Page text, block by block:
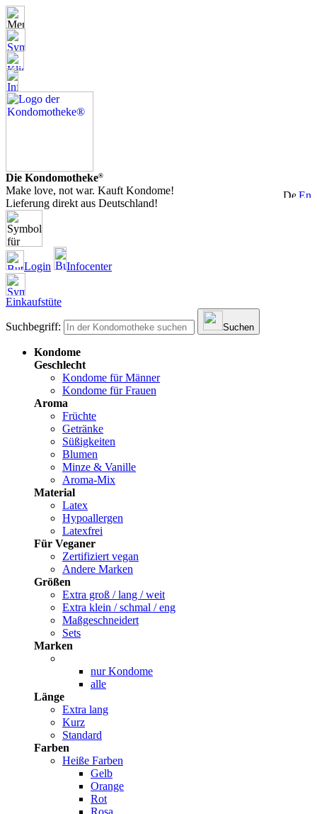
Die Kondomotheke®
Make love, not war. Kauft Kondome!
Lieferung direkt aus Deutschland!
Login Infocenter
Einkaufstüte
Suchbegriff: Suchen
Kondome
Geschlecht
Kondome für Männer
Kondome für Frauen
Aroma
Früchte
Getränke
Süßigkeiten
Blumen
Minze & Vanille
Aroma-Mix
Material
Latex
Hypoallergen
Latexfrei
Für Veganer
Zertifiziert vegan
Andere Marken
Größen
Extra groß / lang / weit
Extra klein / schmal / eng
Maßgeschneidert
Sets
Marken
nur Kondome
alle
Länge
Extra lang
Kurz
Standard
Farben
Heiße Farben
Gelb
Orange
Rot
Rosa